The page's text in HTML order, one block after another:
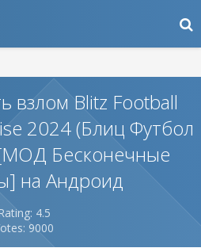
взлом Blitz Football
2024 (Блиц Футбол
Бесконечные
на Андроид
4.5
9000